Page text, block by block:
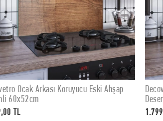
SEPETE EKLE
Decovetro Ocak Arkası Koruyucu My Kitchen
Desenli 76x50cm